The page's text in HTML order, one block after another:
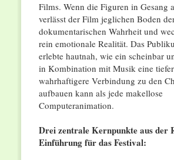
Films. Wenn die Figuren in Gesang
verlässt der Film jeglichen Boden
dokumentarischen Wahrheit und
rein emotionale Realität. Das
erlebte hautnah, wie ein scheinbar
in Kombination mit Musik eine
wahrhaftigere Verbindung zu den
aufbauen kann als jede makellose
Computeranimation.
Drei zentrale Kernpunkte aus der
Einführung für das Festival: